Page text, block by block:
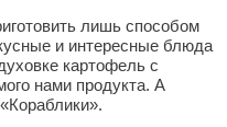
лишь способом
и интересные блюда
картофель с
нами продукта. А